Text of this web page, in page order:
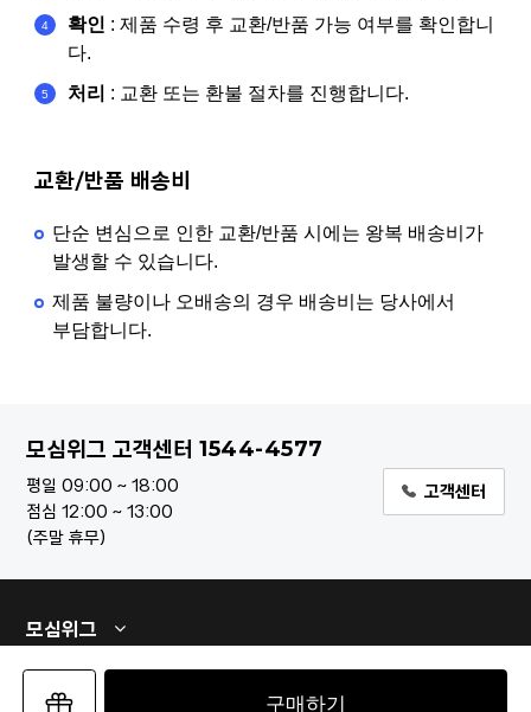
구매하기
확인 : 제품 수령 후 교환/반품 가능 여부를 확인합니
다.
처리 : 교환 또는 환불 절차를 진행합니다.
교환/반품 배송비
단순 변심으로 인한 교환/반품 시에는 왕복 배송비가
발생할 수 있습니다.
제품 불량이나 오배송의 경우 배송비는 당사에서
부담합니다.
모심위그 고객센터1544-4577
평일 09:00 ~ 18:00
점심 12:00 ~ 13:00
주말 휴무
고객센터
모심위그